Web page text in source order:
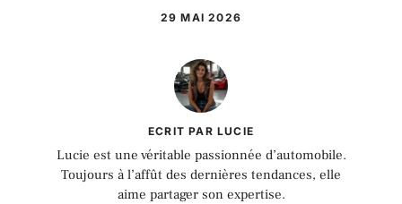
29 MAI 2026
ECRIT PAR LUCIE
Lucie est une véritable passionnée d’automobile.
Toujours à l’affût des dernières tendances, elle
aime partager son expertise.